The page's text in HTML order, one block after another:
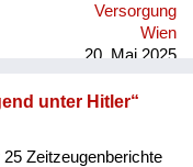
und wir sind
gewesen, die haben ja
Versorgung
Wien
20. Mai 2025
unter Hitler“
Zeitzeugenberichte